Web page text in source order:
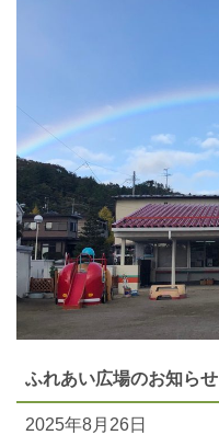
ふれあい広場のお知らせ
2025年8月26日